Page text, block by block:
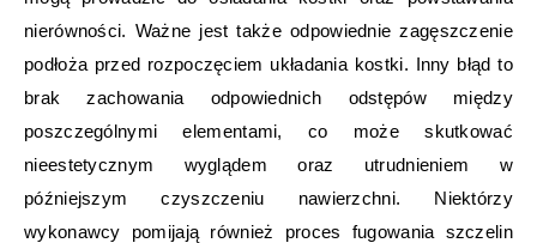
nierówności. Ważne jest także odpowiednie zagęszczenie
podłoża przed rozpoczęciem układania kostki. Inny błąd to
brak zachowania odpowiednich odstępów między
poszczególnymi elementami, co może skutkować
nieestetycznym wyglądem oraz utrudnieniem w
późniejszym czyszczeniu nawierzchni. Niektórzy
wykonawcy pomijają również proces fugowania szczelin